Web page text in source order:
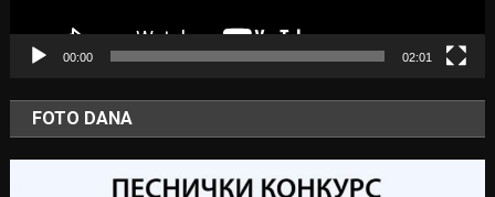
00:00 02:01
FOTO DANA